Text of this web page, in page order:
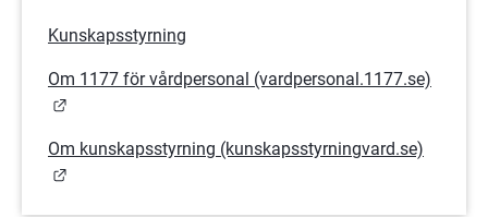
Kunskapsstyrning
Om 1177 för vårdpersonal (vardpersonal.1177.se)
Om kunskapsstyrning (kunskapsstyrningvard.se)